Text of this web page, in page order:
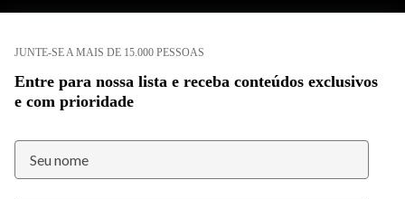
JUNTE-SE A MAIS DE 15.000 PESSOAS
Entre para nossa lista e receba conteúdos exclusivos
e com prioridade